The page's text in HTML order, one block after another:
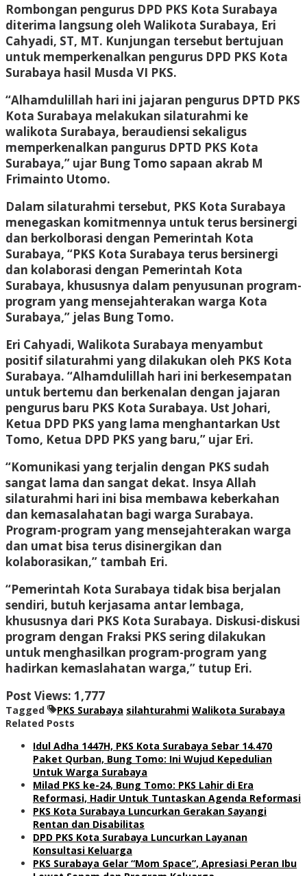
Rombongan pengurus DPD PKS Kota Surabaya
diterima langsung oleh Walikota Surabaya, Eri
Cahyadi, ST, MT. Kunjungan tersebut bertujuan
untuk memperkenalkan pengurus DPD PKS Kota
Surabaya hasil Musda VI PKS.
“Alhamdulillah hari ini jajaran pengurus DPTD PKS
Kota Surabaya melakukan silaturahmi ke
walikota Surabaya, beraudiensi sekaligus
memperkenalkan pangurus DPTD PKS Kota
Surabaya,” ujar Bung Tomo sapaan akrab M
Frimainto Utomo.
Dalam silaturahmi tersebut, PKS Kota Surabaya
menegaskan komitmennya untuk terus bersinergi
dan berkolborasi dengan Pemerintah Kota
Surabaya, “PKS Kota Surabaya terus bersinergi
dan kolaborasi dengan Pemerintah Kota
Surabaya, khususnya dalam penyusunan program-
program yang mensejahterakan warga Kota
Surabaya,” jelas Bung Tomo.
Eri Cahyadi, Walikota Surabaya menyambut
positif silaturahmi yang dilakukan oleh PKS Kota
Surabaya. “Alhamdulillah hari ini berkesempatan
untuk bertemu dan berkenalan dengan jajaran
pengurus baru PKS Kota Surabaya. Ust Johari,
Ketua DPD PKS yang lama menghantarkan Ust
Tomo, Ketua DPD PKS yang baru,” ujar Eri.
“Komunikasi yang terjalin dengan PKS sudah
sangat lama dan sangat dekat. Insya Allah
silaturahmi hari ini bisa membawa keberkahan
dan kemasalahatan bagi warga Surabaya.
Program-program yang mensejahterakan warga
dan umat bisa terus disinergikan dan
kolaborasikan,” tambah Eri.
“Pemerintah Kota Surabaya tidak bisa berjalan
sendiri, butuh kerjasama antar lembaga,
khususnya dari PKS Kota Surabaya. Diskusi-diskusi
program dengan Fraksi PKS sering dilakukan
untuk menghasilkan program-program yang
hadirkan kemaslahatan warga,” tutup Eri.
Post Views: 1,777
Tagged PKS Surabaya silahturahmi Walikota Surabaya
Related Posts
Idul Adha 1447H, PKS Kota Surabaya Sebar 14.470
Paket Qurban, Bung Tomo: Ini Wujud Kepedulian
Untuk Warga Surabaya
Milad PKS ke-24, Bung Tomo: PKS Lahir di Era
Reformasi, Hadir Untuk Tuntaskan Agenda Reformasi
PKS Kota Surabaya Luncurkan Gerakan Sayangi
Rentan dan Disabilitas
DPD PKS Kota Surabaya Luncurkan Layanan
Konsultasi Keluarga
PKS Surabaya Gelar “Mom Space”, Apresiasi Peran Ibu